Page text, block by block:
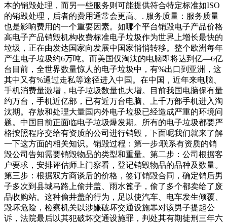
本的销毁处理，而另一些服务则可能提供符合特定标准如ISO
的销毁处理，后者的费用通常会更高。. 服务质量：服务质量
也是影响费用的一个重要因素。如哪个平台销毁电子产品价格
高电子产品销毁机构收费标准电子垃圾作为世界上增长最快的
垃圾，正在由发达国家向发展中国家悄悄转移。整个欧洲每年
产生电子垃圾约6万吨。而美国仅淘汰的电脑即将达到亿—6亿
台目前，全世界数量惊人的电子垃圾中，有%出口到亚洲，这
其中又有%通过走私等途径进入中国。在中国，近年来电脑、
手机消费量激增，电子垃圾数量也大增。目前我国电脑保有量
约万台，手机近亿部，已有近万台电脑、上千万部手机进入淘
汰期。存放和处理大量国内外电子垃圾已经造成严重的环境问
题。中国目前正面临电子垃圾爆发期。所有的电子垃圾都要严
格按照程序交给有资质的公司进行销毁，下面呢我们就来了解
一下这方面的相关知识。销毁过程：第一步:联系有资质的销
毁公司告知需要销毁物品的类型和重量。第二步：公司根据客
户要求，安排评估师上门察看，登记销毁物品的品种及数量。
第三步：根据双方商谈后的价格，签订销毁合同，确定销后男
子多次到县城马路上偷井盖、雨水篦子，偷了多个都卖给了废
品收购站。这种偷井盖的行为，足以使汽车、电车发生倾覆、
毁坏危险，检察机关以涉嫌破坏交通设施罪对该男子提起公
诉，法院最后以其犯破坏交通设施罪，判处其有期徒刑三年六